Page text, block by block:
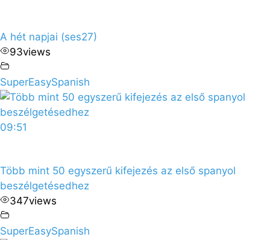
A hét napjai (ses27)
93views
SuperEasySpanish
09:51
Több mint 50 egyszerű kifejezés az első spanyol
beszélgetésedhez
347views
SuperEasySpanish